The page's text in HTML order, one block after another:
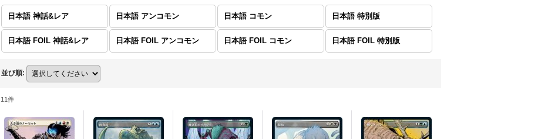
日本語 神話&レア 日本語 アンコモン 日本語 コモン 日本語 特別版
日本語 FOIL 神話&レア 日本語 FOIL アンコモン 日本語 FOIL コモン 日本語 FOIL 特別版
並び順:
11件